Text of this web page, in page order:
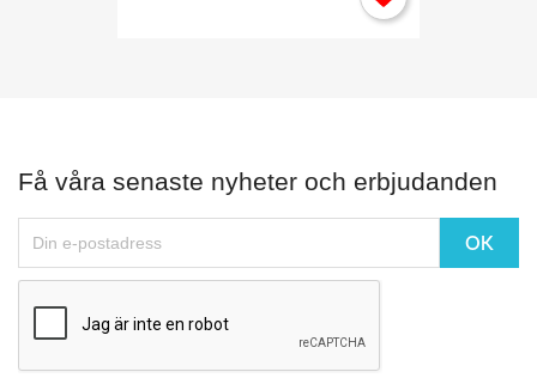
Få våra senaste nyheter och erbjudanden